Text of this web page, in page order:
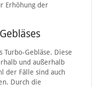
Erhöhung der
Turbo-Gebläse. Diese
und außerhalb
der Fälle sind auch
Durch die